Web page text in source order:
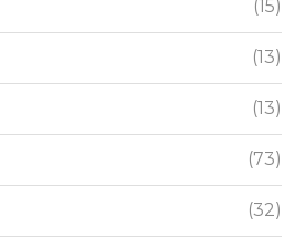
(15)
(13)
(13)
(73)
(32)